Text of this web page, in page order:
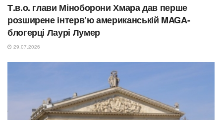
Т.в.о. глави Міноборони Хмара дав перше
розширене інтерв’ю американській MAGA-
блогерці Лаурі Лумер
29.07.2026